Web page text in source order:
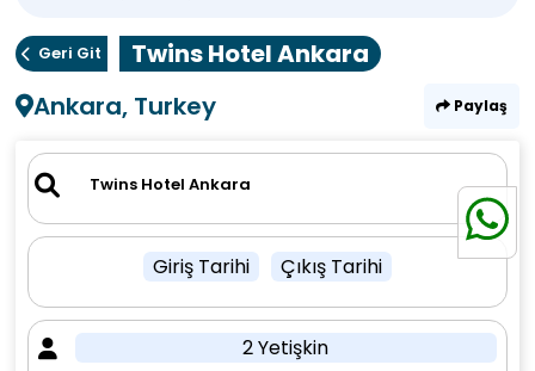
Geri Git
Twins Hotel Ankara
Ankara, Turkey
Paylaş
Giriş Tarihi Çıkış Tarihi
2 Yetişkin